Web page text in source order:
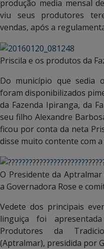
produção media mensal
viu seus produtores
vendas, após a
Priscila e os produtos da
Do município que sedia
foram disponibilizados
da Fazenda Ipiranga, da
seu filho Alexandre
ficou por conta da neta
disse muito contente com
O Presidente da
a Governadora Rose e
Vedete dos principais
linguiça foi
Produtores da
(Aptralmar), presidida por